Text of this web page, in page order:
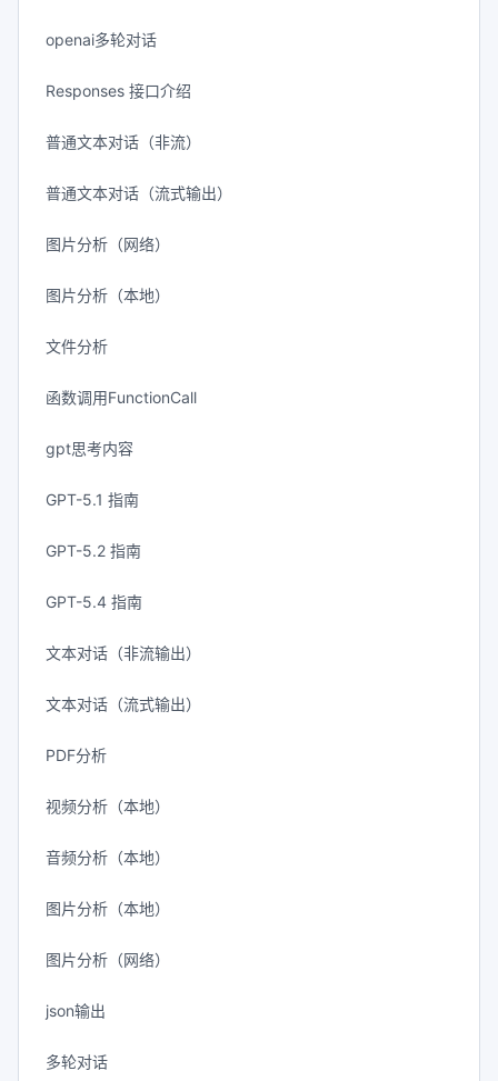
openai多轮对话
Responses 接口介绍
普通文本对话（非流）
普通文本对话（流式输出）
图片分析（网络）
图片分析（本地）
文件分析
函数调用FunctionCall
gpt思考内容
GPT-5.1 指南
GPT-5.2 指南
GPT-5.4 指南
文本对话（非流输出）
文本对话（流式输出）
PDF分析
视频分析（本地）
音频分析（本地）
图片分析（本地）
图片分析（网络）
json输出
多轮对话